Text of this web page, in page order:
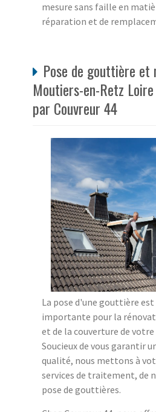
mesure sans faille en
réparation et de
Pose de gouttière et
Moutiers-en-Retz
par Couvreur 44
La pose d'une gouttière est
importante pour la
et de la couverture de
Soucieux de vous garantir
qualité, nous mettons à
services de traitement, de
pose de gouttières.